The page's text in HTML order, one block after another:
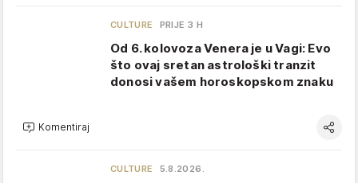
CULTURE PRIJE 3 H
Od 6. kolovoza Venera je u Vagi: Evo
što ovaj sretan astrološki tranzit
donosi vašem horoskopskom znaku
Komentiraj
CULTURE 5.8.2026.